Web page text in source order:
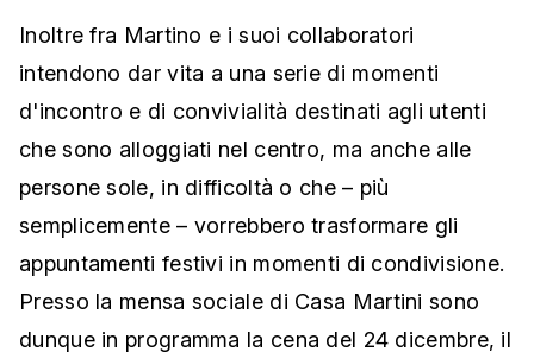
Inoltre fra Martino e i suoi collaboratori
intendono dar vita a una serie di momenti
d'incontro e di convivialità destinati agli utenti
che sono alloggiati nel centro, ma anche alle
persone sole, in difficoltà o che – più
semplicemente – vorrebbero trasformare gli
appuntamenti festivi in momenti di condivisione.
Presso la mensa sociale di Casa Martini sono
dunque in programma la cena del 24 dicembre, il